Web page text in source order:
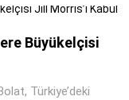
Büyükelçisi
Türkiye’deki